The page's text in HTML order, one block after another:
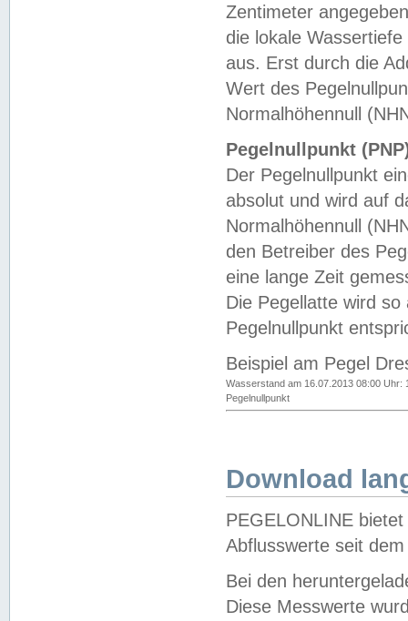
Zentimeter
die lokale
aus. Erst durch die
Wert des
Normalhöhennull
Pegelnullpunkt
Der Pegelnullpunkt
absolut und wird auf
Normalhöhennull
den Betreiber des
eine lange Zeit
Die Pegellatte wird
Pegelnullpunkt
Beispiel am Pegel
Wasserstand am 16.07.2013 08:00 Uhr:
Pegelnullpunkt
Download
PEGELONLINE
Abflusswerte seit
Bei den
Diese Messwerte